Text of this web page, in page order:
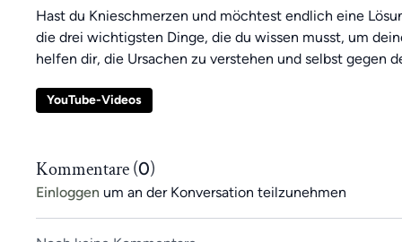
Hast du Knieschmerzen und möchtest endlich eine
die drei wichtigsten Dinge, die du wissen musst, um
helfen dir, die Ursachen zu verstehen und selbst gegen
YouTube-Videos
Kommentare (0)
Einloggen um an der Konversation teilzunehmen